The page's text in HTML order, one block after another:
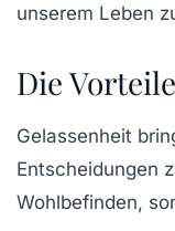
unserem Leben
Die
Gelassenheit
Entscheidungen
Wohlbefinden,